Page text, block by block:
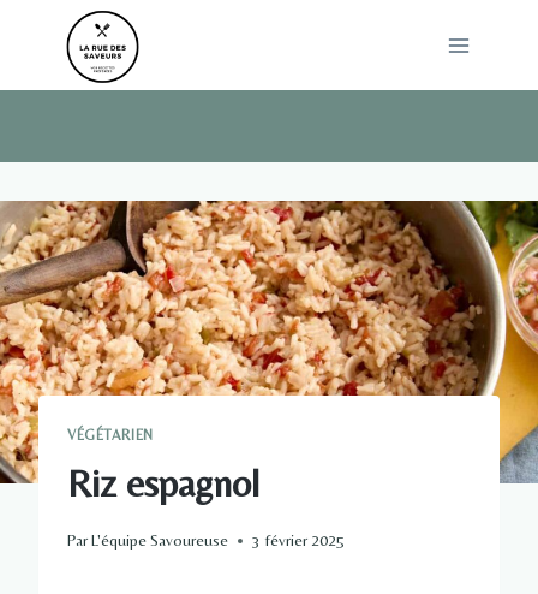
VÉGÉTARIEN
Riz espagnol
ParL'équipe Savoureuse 3 février 2025